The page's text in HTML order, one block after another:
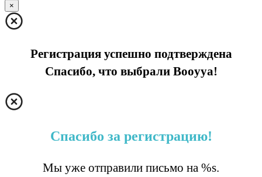
×
Регистрация успешно подтверждена
Спасибо, что выбрали Booyya!
Спасибо за регистрацию!
Мы уже отправили письмо на %s.